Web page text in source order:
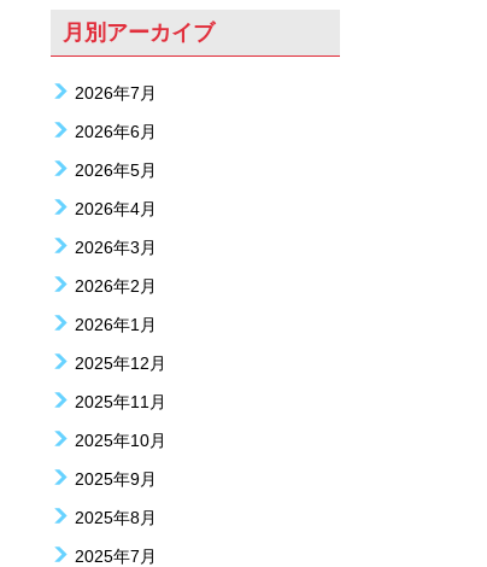
月別アーカイブ
2026年7月
2026年6月
2026年5月
2026年4月
2026年3月
2026年2月
2026年1月
2025年12月
2025年11月
2025年10月
2025年9月
2025年8月
2025年7月